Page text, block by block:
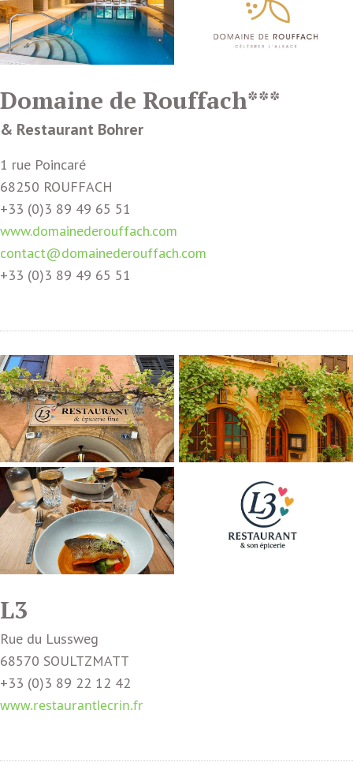
Domaine de Rouffach***
& Restaurant Bohrer
1 rue Poincaré
68250 ROUFFACH
+33 (0)3 89 49 65 51
www.domainederouffach.com
contact@domainederouffach.com
+33 (0)3 89 49 65 51
L3
Rue du Lussweg
68570 SOULTZMATT
+33 (0)3 89 22 12 42
www.restaurantlecrin.fr